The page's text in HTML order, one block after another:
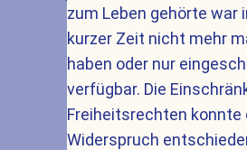
zum Leben gehörte war
kurzer Zeit nicht mehr
haben oder nur
verfügbar. Die
Freiheitsrechten konnte
Widerspruch